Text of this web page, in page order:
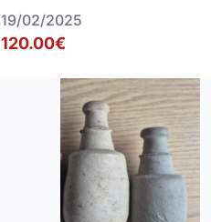
19/02/2025
120.00€